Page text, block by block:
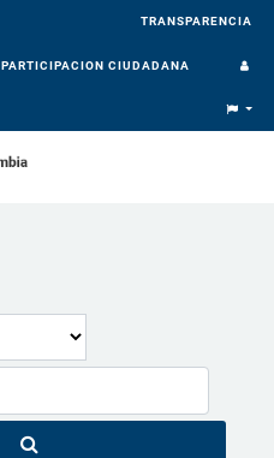
TRANSPARENCIA
PARTICIPACION CIUDADANA